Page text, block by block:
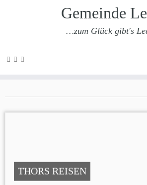
Zum
Gemeinde
…zum Glück gibt's
THORS REISEN